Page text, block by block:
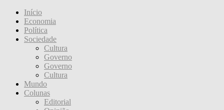
Início
Economia
Política
Sociedade
Cultura
Governo
Governo
Cultura
Mundo
Colunas
Editorial